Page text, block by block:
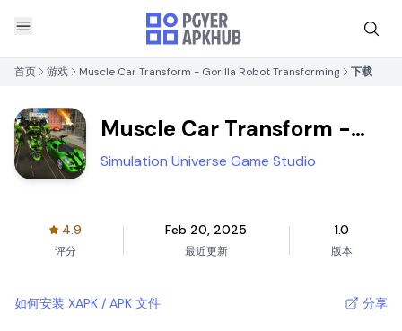
首页 游戏 Muscle Car Transform - Gorilla Robot Transforming 下载
Muscle Car Transform -
Gorilla Robot Transforming
Simulation Universe Game Studio
4.9
评分
Feb 20, 2025
最近更新
1.0
版本
如何安装 XAPK / APK 文件 分享